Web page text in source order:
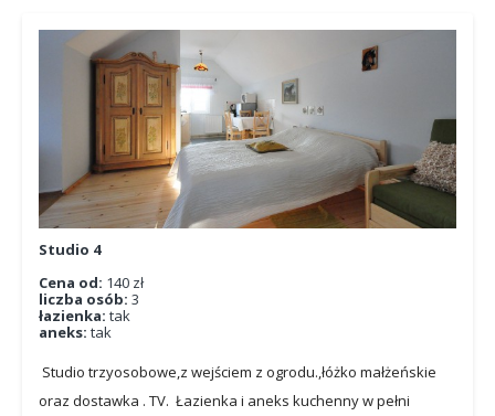
Studio 4
Cena od: 140 zł
liczba osób: 3
łazienka: tak
aneks: tak
Studio trzyosobowe,z wejściem z ogrodu.,łóżko małżeńskie
oraz dostawka . TV. Łazienka i aneks kuchenny w pełni